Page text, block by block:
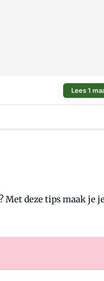
Lees 1
deze tips maak je